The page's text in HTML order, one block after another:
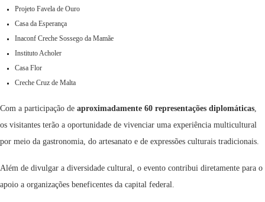
Projeto Favela de Ouro
Casa da Esperança
Inaconf Creche Sossego da Mamãe
Instituto Acholer
Casa Flor
Creche Cruz de Malta
Com a participação de aproximadamente 60 representações diplomáticas,
os visitantes terão a oportunidade de vivenciar uma experiência multicultural
por meio da gastronomia, do artesanato e de expressões culturais tradicionais.
Além de divulgar a diversidade cultural, o evento contribui diretamente para o
apoio a organizações beneficentes da capital federal.